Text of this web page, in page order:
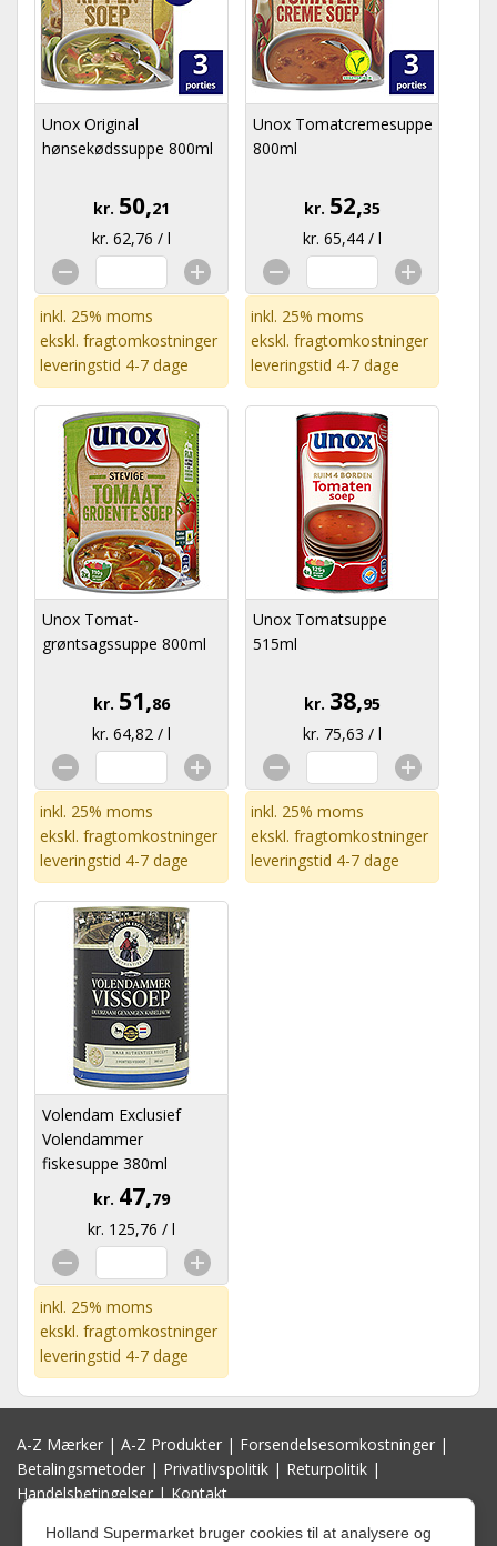
Unox Original
hønsekødssuppe 800ml
kr. 50,21
kr. 62,76 / l
inkl. 25% moms
ekskl. fragtomkostninger
leveringstid 4-7 dage
Unox Tomatcremesuppe
800ml
kr. 52,35
kr. 65,44 / l
inkl. 25% moms
ekskl. fragtomkostninger
leveringstid 4-7 dage
Unox Tomat-
grøntsagssuppe 800ml
kr. 51,86
kr. 64,82 / l
inkl. 25% moms
ekskl. fragtomkostninger
leveringstid 4-7 dage
Unox Tomatsuppe
515ml
kr. 38,95
kr. 75,63 / l
inkl. 25% moms
ekskl. fragtomkostninger
leveringstid 4-7 dage
Volendam Exclusief
Volendammer
fiskesuppe 380ml
kr. 47,79
kr. 125,76 / l
inkl. 25% moms
ekskl. fragtomkostninger
leveringstid 4-7 dage
A-Z Mærker | A-Z Produkter | Forsendelsesomkostninger |
Betalingsmetoder | Privatlivspolitik | Returpolitik |
Handelsbetingelser|Kontakt
Holland Supermarket bruger cookies til at analysere og